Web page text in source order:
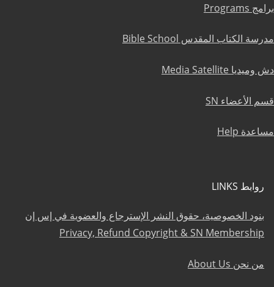
برامج Programs
مدرسة الكتاب المقدس Bible School
دش وميديا Media Satellite
قسم الأعضاء SN
مساعدة Help
روابط LINKS
بنود الخصوصية، حقوق النشر الإسترجاع والعضوية في إس إن
Privacy, Refund Copyright & SN Membership
من نحن About Us